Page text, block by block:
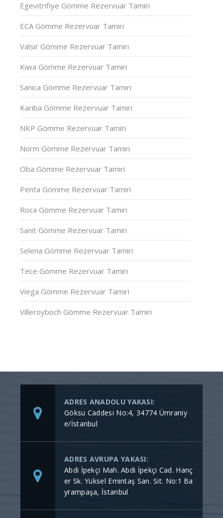
Egevitrifiye Gömme Rezervuar Tamiri
ECA Gömme Rezervuar Tamiri
Valsir Gömme Rezervuar Tamiri
Kiwa Gömme Rezervuar Tamiri
Sanica Gömme Rezervuar Tamiri
Kariba Gömme Rezervuar Tamiri
NKP Gömme Rezervuar Tamiri
Norm Gömme Rezervuar Tamiri
Oba Gömme Rezervuar Tamiri
Penta Gömme Rezervuar Tamiri
Roca Gömme Rezervuar Tamiri
Sanit Gömme Rezervuar Tamiri
Selena Gömme Rezervuar Tamiri
Tece Gömme Rezervuar Tamiri
Viega Gömme Rezervuar Tamiri
Villeroyboch Gömme Rezervuar Tamiri
ADRES ANADOLU YAKASI:
Göksu Caddesi No:4, 34774 Ümraniy
e/İstanbul
ADRES AVRUPA YAKASI:
Abdi İpekçi Mah. Abdi İpekçi Cad. Hanç
er Sk. Yüksel Emintaş San. Sit. No:1 Ba
yrampaşa, İstanbul